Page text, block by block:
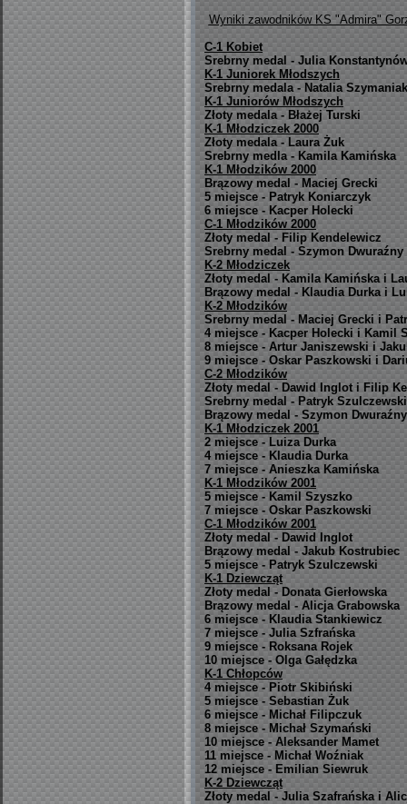
Wyniki zawodników KS "Admira"
C-1 Kobiet
Srebrny medal - Julia
K-1 Juniorek Młodszych
Srebrny medala - Natalia Szymaniak
K-1 Juniorów Młodszych
Złoty medala - Błażej Turski
K-1 Młodziczek 2000
Złoty medala - Laura Żuk
Srebrny medla - Kamila Kamińska
K-1 Młodzików 2000
Brązowy medal - Maciej Grecki
5 miejsce - Patryk Koniarczyk
6 miejsce - Kacper Holecki
C-1 Młodzików 2000
Złoty medal - Filip Kendelewicz
Srebrny medal - Szymon Dwuraźny
K-2 Młodziczek
Złoty medal - Kamila Kamińska i
Brązowy medal - Klaudia Durka i
K-2 Młodzików
Srebrny medal - Maciej Grecki i
4 miejsce - Kacper Holecki i Kamil
8 miejsce - Artur Janiszewski i
9 miejsce - Oskar Paszkowski i
C-2 Młodzików
Złoty medal - Dawid Inglot i Filip
Srebrny medal - Patryk
Brązowy medal - Szymon
K-1 Młodziczek 2001
2 miejsce - Luiza Durka
4 miejsce - Klaudia Durka
7 miejsce - Anieszka Kamińska
K-1 Młodzików 2001
5 miejsce - Kamil Szyszko
7 miejsce - Oskar Paszkowski
C-1 Młodzików 2001
Złoty medal - Dawid Inglot
Brązowy medal - Jakub Kostrubiec
5 miejsce - Patryk Szulczewski
K-1 Dziewcząt
Złoty medal - Donata Gierłowska
Brązowy medal - Alicja Grabowska
6 miejsce - Klaudia Stankiewicz
7 miejsce - Julia Szfrańska
9 miejsce - Roksana Rojek
10 miejsce - Olga Gałędzka
K-1 Chłopców
4 miejsce - Piotr Skibiński
5 miejsce - Sebastian Żuk
6 miejsce - Michał Filipczuk
8 miejsce - Michał Szymański
10 miejsce - Aleksander Mamet
11 miejsce - Michał Woźniak
12 miejsce - Emilian Siewruk
K-2 Dziewcząt
Złoty medal - Julia Szafrańska i